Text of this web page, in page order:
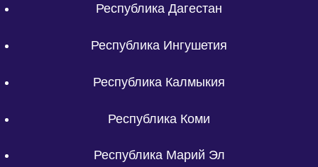
Республика Дагестан
Республика Ингушетия
Республика Калмыкия
Республика Коми
Республика Марий Эл